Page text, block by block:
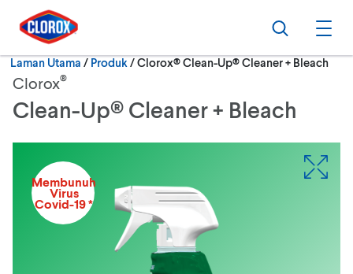
Langkau ke navigasi utama
Langkau ke kandungan
Langkau ke pengaki
Cari
Laman Utama / Produk Semasa:
Clorox® Clean-Up® Cleaner + Bleach
Clorox®
Clean-Up® Cleaner + Bleach
Membunuh
Virus
Covid-19 *